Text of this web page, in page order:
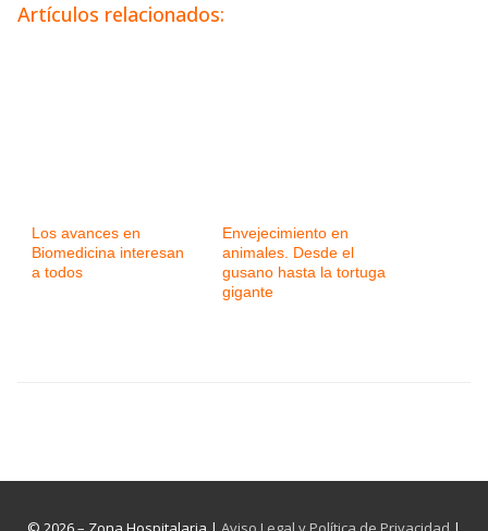
Artículos relacionados:
Los avances en
Biomedicina interesan
a todos
Envejecimiento en
animales. Desde el
gusano hasta la tortuga
gigante